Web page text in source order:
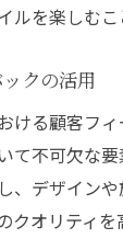
ルを楽しむこ
クの活用
ける顧客フ
て不可欠な
、デザイン
クオリティを